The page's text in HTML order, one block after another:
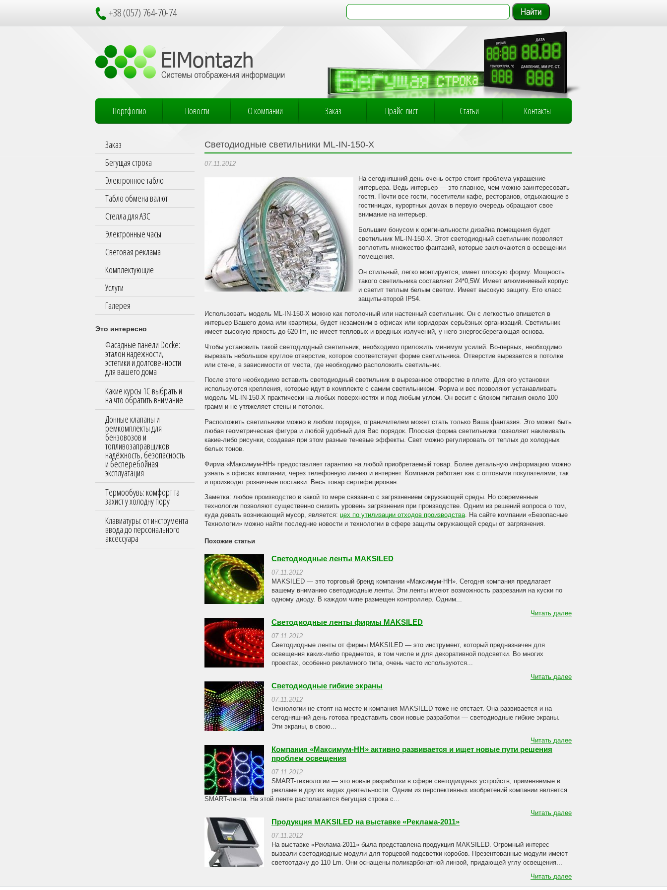
+38 (057) 764-70-74
Портфолио Новости О компании Заказ Прайс-лист Статьи Контакты
Заказ
Бегущая строка
Электронное табло
Табло обмена валют
Стелла для АЗС
Электронные часы
Световая реклама
Комплектующие
Услуги
Галерея
Это интересно
Фасадные панели Docke:
эталон надежности,
эстетики и долговечности
для вашего дома
Какие курсы 1С выбрать и
на что обратить внимание
Донные клапаны и
ремкомплекты для
бензовозов и
топливозаправщиков:
надёжность, безопасность
и бесперебойная
эксплуатация
Термообувь: комфорт та
захист у холодну пору
Клавиатуры: от инструмента
ввода до персонального
аксессуара
Светодиодные светильники ML-IN-150-X
07.11.2012
На сегодняшний день очень остро стоит проблема украшение
интерьера. Ведь интерьер — это главное, чем можно заинтересовать
гостя. Почти все гости, посетители кафе, ресторанов, отдыхающие в
гостиницах, курортных домах в первую очередь обращают свое
внимание на интерьер.
Большим бонусом к оригинальности дизайна помещения будет
светильник ML-IN-150-X. Этот светодиодный светильник позволяет
воплотить множество фантазий, которые заключаются в освещении
помещения.
Он стильный, легко монтируется, имеет плоскую форму. Мощность
такого светильника составляет 24*0,5W. Имеет алюминиевый корпус
и светит теплым белым светом. Имеет высокую защиту. Его класс
защиты-второй IP54.
Использовать модель ML-IN-150-X можно как потолочный или настенный светильник. Он с легкостью впишется в
интерьер Вашего дома или квартиры, будет незаменим в офисах или коридорах серьёзных организаций. Светильник
имеет высокую яркость до 620 lm, не имеет тепловых и вредных излучений, у него энергосберегающая основа.
Чтобы установить такой светодиодный светильник, необходимо приложить минимум усилий. Во-первых, необходимо
вырезать небольшое круглое отверстие, которое соответствует форме светильника. Отверстие вырезается в потолке
или стене, в зависимости от места, где необходимо расположить светильник.
После этого необходимо вставить светодиодный светильник в вырезанное отверстие в плите. Для его установки
используются крепления, которые идут в комплекте с самим светильником. Форма и вес позволяют устанавливать
модель ML-IN-150-X практически на любых поверхностях и под любым углом. Он весит с блоком питания около 100
грамм и не утяжеляет стены и потолок.
Расположить светильники можно в любом порядке, ограничителем может стать только Ваша фантазия. Это может быть
любая геометрическая фигура и любой удобный для Вас порядок. Плоская форма светильника позволяет наклеивать
какие-либо рисунки, создавая при этом разные теневые эффекты. Свет можно регулировать от теплых до холодных
белых тонов.
Фирма «Максимум-НН» предоставляет гарантию на любой приобретаемый товар. Более детальную информацию можно
узнать в офисах компании, через телефонную линию и интернет. Компания работает как с оптовыми покупателями, так
и производит розничные поставки. Весь товар сертифицирован.
Заметка: любое производство в какой то мере связанно с загрязнением окружающей среды. Но современные
технологии позволяют существенно снизить уровень загрязнения при производстве. Одним из решений вопроса о том,
куда девать возникающий мусор, является: цех по утилизации отходов производства. На сайте компании «Безопасные
Технологии» можно найти последние новости и технологии в сфере защиты окружающей среды от загрязнения.
Похожие статьи
Светодиодные ленты MAKSILED
07.11.2012
MAKSILED — это торговый бренд компании «Максимум-НН». Сегодня компания предлагает
вашему вниманию светодиодные ленты. Эти ленты имеют возможность разрезания на куски по
одному диоду. В каждом чипе размещен контроллер. Одним...
Читать далее
Светодиодные ленты фирмы MAKSILED
07.11.2012
Светодиодные ленты от фирмы MAKSILED — это инструмент, который предназначен для
освещения каких-либо предметов, в том числе и для декоративной подсветки. Во многих
проектах, особенно рекламного типа, очень часто используются...
Читать далее
Светодиодные гибкие экраны
07.11.2012
Технологии не стоят на месте и компания MAKSILED тоже не отстает. Она развивается и на
сегодняшний день готова представить свои новые разработки — светодиодные гибкие экраны.
Эти экраны, в свою...
Читать далее
Компания «Максимум-НН» активно развивается и ищет новые пути решения
проблем освещения
07.11.2012
SMART-технологии — это новые разработки в сфере светодиодных устройств, применяемые в
рекламе и других видах деятельности. Одним из перспективных изобретений компании является
SMART-лента. На этой ленте располагается бегущая строка с...
Читать далее
Продукция MAKSILED на выставке «Реклама-2011»
07.11.2012
На выставке «Реклама-2011» была представлена продукция MAKSILED. Огромный интерес
вызвали светодиодные модули для торцевой подсветки коробов. Презентованные модули имеют
светоотдачу до 110 Lm. Они оснащены поликарбонатной линзой, придающей углу освещения...
Читать далее